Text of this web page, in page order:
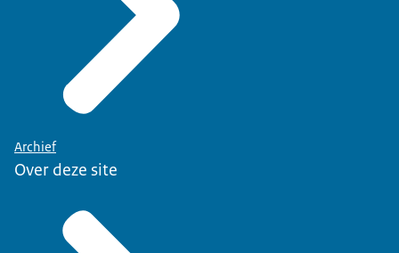
Archief
Over deze site